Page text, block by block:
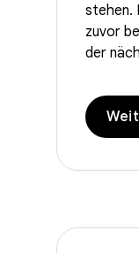
stehen.
zuvor
der